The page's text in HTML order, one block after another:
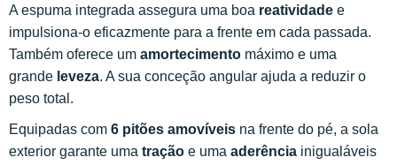
A espuma integrada assegura uma boa reatividade e
impulsiona-o eficazmente para a frente em cada passada.
Também oferece um amortecimento máximo e uma
grande leveza. A sua conceção angular ajuda a reduzir o
peso total.
Equipadas com 6 pitões amovíveis na frente do pé, a sola
exterior garante uma tração e uma aderência inigualáveis